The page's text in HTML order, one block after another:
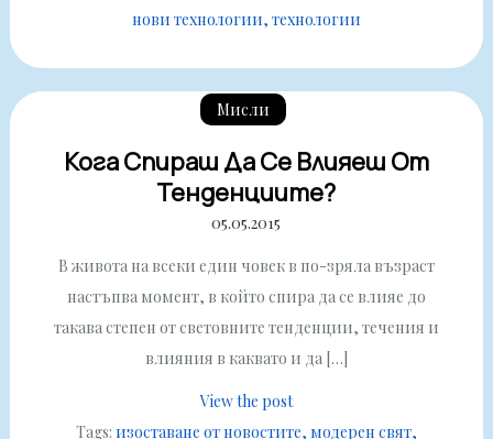
нови технологии технологии
Мисли
Кога Спираш Да Се Влияеш От
Тенденциите?
05.05.2015
В живота на всеки един човек в по-зряла възраст
настъпва момент, в който спира да се влияе до
такава степен от световните тенденции, течения и
влияния в каквато и да […]
View the post
Tags: изоставане от новостите модерен свят